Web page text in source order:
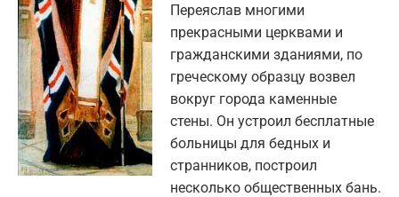
Переяслав многими
прекрасными церквами и
гражданскими зданиями, по
греческому образцу возвел
вокруг города каменные
стены. Он устроил бесплатные
больницы для бедных и
странников, построил
несколько общественных бань.